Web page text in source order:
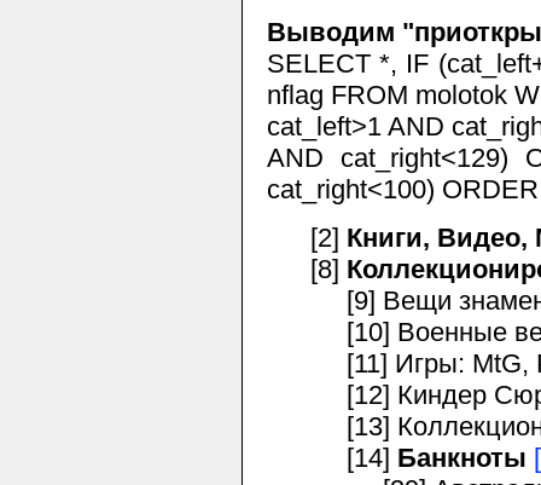
Выводим
SELECT *, IF
nflag FROM molotok
cat_left>1 AND
AND cat_right<129)
cat_right<100)
[2] Книги, Видео,
[8]
[9] Вещи
[10] Военные
[11] Игры: MtG,
[12] Киндер
[13]
[14] Банкноты